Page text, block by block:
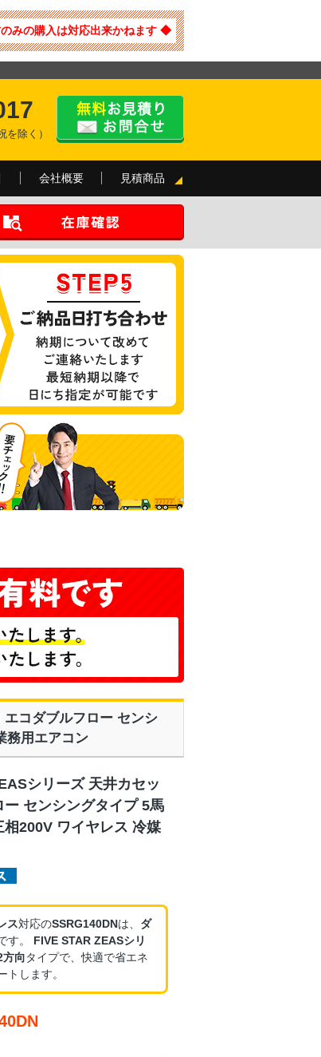
みの購入は対応出来かねます ◆
除く）
会社概要 見積商品
コダブルフロー センシ
務用エアコン
シリーズ 天井カセッ
ー センシングタイプ 5馬
200V ワイヤレス 冷媒
ス対応のSSRG140DNは、 ダ
す。 FIVE STAR ZEASシリ
方向タイプで、快適で省エネ
トします。